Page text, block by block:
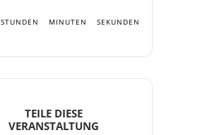
STUNDEN MINUTEN SEKUNDEN
TEILE DIESE
VERANSTALTUNG